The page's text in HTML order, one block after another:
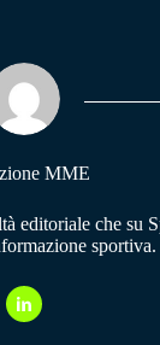
MME
editoriale che su
sportiva.